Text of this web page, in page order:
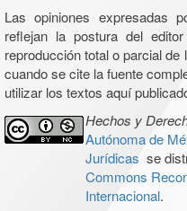
Las opiniones expresadas
reflejan la postura del
reproducción total o parcial
cuando se cite la fuente
utilizar los textos aquí
Hechos y
Autónoma de
Jurídicas se
Commons
Internacional.